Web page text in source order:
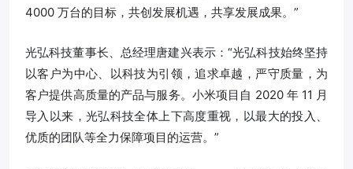
4000 万台的目标，共创发展机遇，共享发展成果。”
光弘科技董事长、总经理唐建兴表示：“光弘科技始终坚持
以客户为中心、以科技为引领，追求卓越，严守质量，为
客户提供高质量的产品与服务。小米项目自 2020 年 11 月
导入以来，光弘科技全体上下高度重视，以最大的投入、
优质的团队等全力保障项目的运营。”